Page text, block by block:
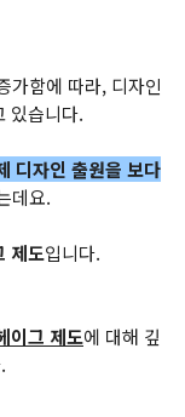
가함에 따라, 디자인
있습니다.
디자인 출원을 보다
데요.
제도입니다.
이그 제도에 대해 깊